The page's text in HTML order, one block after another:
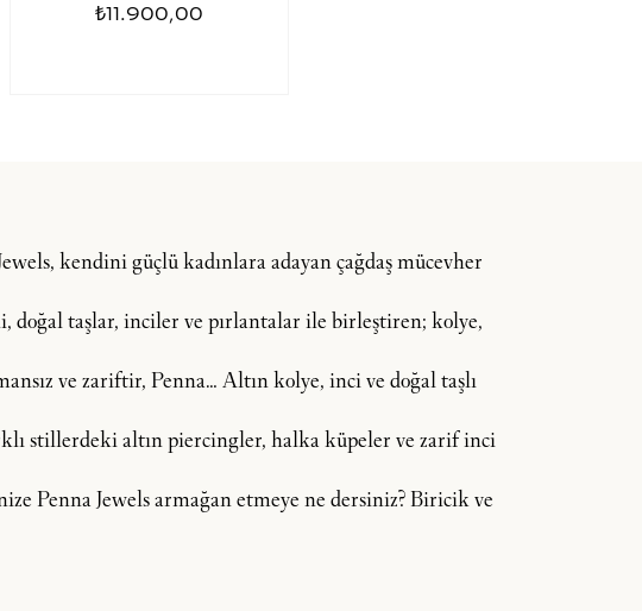
₺11.900,00
kendini güçlü kadınlara adayan çağdaş mücevher
doğal taşlar, inciler ve pırlantalar ile birleştiren; kolye,
ve zariftir, Penna… Altın kolye, inci ve doğal taşlı
stillerdeki altın piercingler, halka küpeler ve zarif inci
Penna Jewels armağan etmeye ne dersiniz? Biricik ve